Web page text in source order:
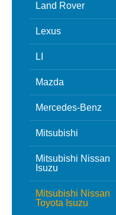
Land Rover
Lexus
LI
Mazda
Mercedes-Benz
Mitsubishi
Mitsubishi Nissan
Isuzu
Mitsubishi Nissan
Toyota Isuzu